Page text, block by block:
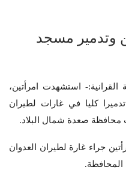
وتدمير مسجد
الثقافة القرانية:- استشهدت امرأتين،
كليا في غارات لطيران
محافظة صعدة شمال البلاد.
جراء غارة لطيران العدوان
المحافظة.